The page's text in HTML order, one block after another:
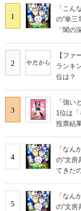
1
「こ
の“単
「闇の
2
【ファ
ランキ
位は？
3
「強
1位は
投票結果
4
「な
の“文
てきた
5
「な
の“文